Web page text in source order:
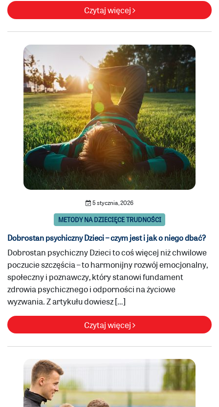
Czytaj więcej
5 stycznia, 2026
METODY NA DZIECIĘCE TRUDNOŚCI
Dobrostan psychiczny Dzieci – czym jest i jak o niego dbać?
Dobrostan psychiczny Dzieci to coś więcej niż chwilowe
poczucie szczęścia – to harmonijny rozwój emocjonalny,
społeczny i poznawczy, który stanowi fundament
zdrowia psychicznego i odporności na życiowe
wyzwania. Z artykułu dowiesz […]
Czytaj więcej